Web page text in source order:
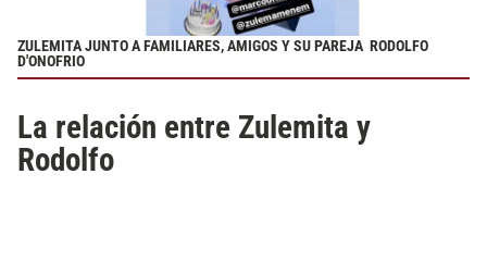
ZULEMITA JUNTO A FAMILIARES, AMIGOS Y SU PAREJA RODOLFO
D'ONOFRIO
La relación entre Zulemita y
Rodolfo